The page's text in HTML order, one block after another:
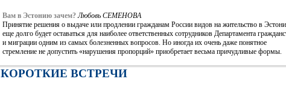
Вам в Эстонию зачем? Любовь СЕМЕНОВА
Принятие решения о выдаче или продлении гражданам России видов на жительство в
еще долго будет оставаться для наиболее ответственных сотрудников Департамента
и миграции одним из самых болезненных вопросов. Но иногда их очень даже понятное
стремление не допустить «нарушения пропорций» приобретает весьма причудливые формы.
КОРОТКИЕ ВСТРЕЧИ